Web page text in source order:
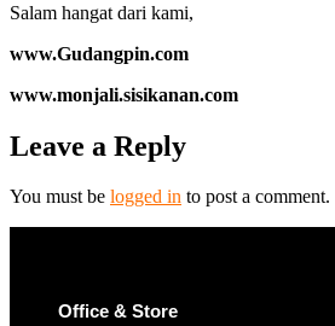
Salam hangat dari kami,
www.Gudangpin.com
www.monjali.sisikanan.com
Leave a Reply
You must be logged in to post a comment.
Office & Store